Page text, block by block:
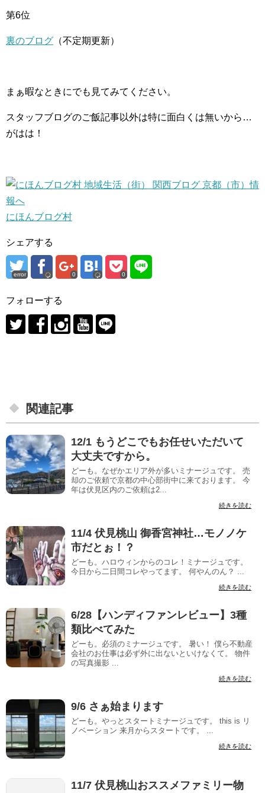
第6位
裏のブログ （不定期更新）
まぁ暇なときにでも見てみてください。
スタッフブログのご飯記事以外は特に面白くは無いから…
がはは！
にほんブログ村
シェアする
error 0 0
フォローする
関連記事
12/1 もうどこでもお任せいただいて
大丈夫ですから。
どーも。なぜかエリア外が多いミナージュです。 売
却のご依頼で京都の中心部街中に来ております。 今
年は伏見区内のご依頼は2...
続きを読む
11/4 伏見桃山 御香宮神社…モノノケ
市だとぉ！？
どーも。ハロウィンからのコレ！ミナージュです。
今日から二日間コレやってます。 何やんのん？ ...
続きを読む
6/28【ハンディファンレビュー】3種
類比べてみた
どーも。必須のミナージュです。 暑い！ 僕ら不動産
会社のお仕事は必ず外に出ないといけなくて。 物件
の写真撮影 ...
続きを読む
9/6 さぁ始まります
どーも。やっとスタートミナージュです。 this is リ
ノベーション 来月からスタートです。 ...
続きを読む
11/7 伏見桃山おススメファミリー物